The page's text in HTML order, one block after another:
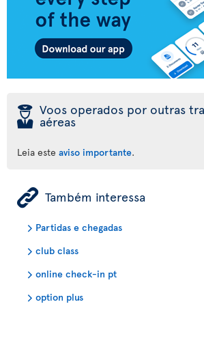
þ Voos operados por outras
aéreas
Leia este aviso importante.
ÿ Também interessa
Partidas e chegadas
club class
online check-in pt
option plus